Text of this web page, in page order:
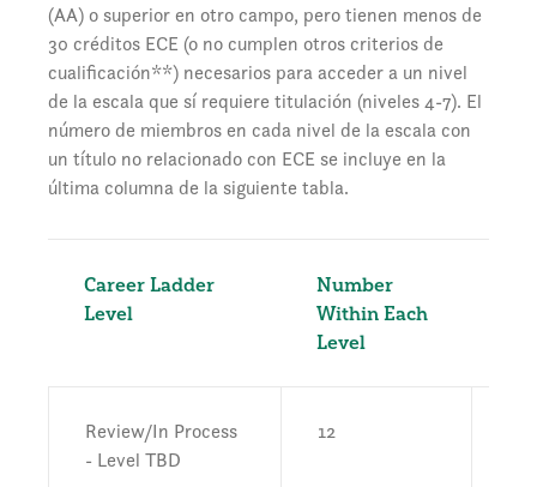
(AA) o superior en otro campo, pero tienen menos de
30 créditos ECE (o no cumplen otros criterios de
cualificación**) necesarios para acceder a un nivel
de la escala que sí requiere titulación (niveles 4-7). El
número de miembros en cada nivel de la escala con
un título no relacionado con ECE se incluye en la
última columna de la siguiente tabla.
Career Ladder
Level
Number
Within Each
Level
Review/In Process
- Level TBD
12